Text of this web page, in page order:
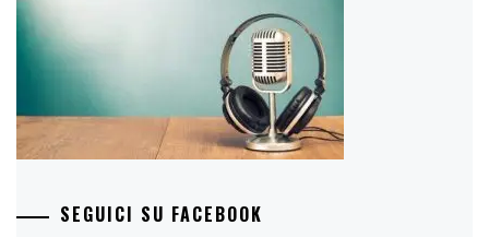
SEGUICI SU FACEBOOK